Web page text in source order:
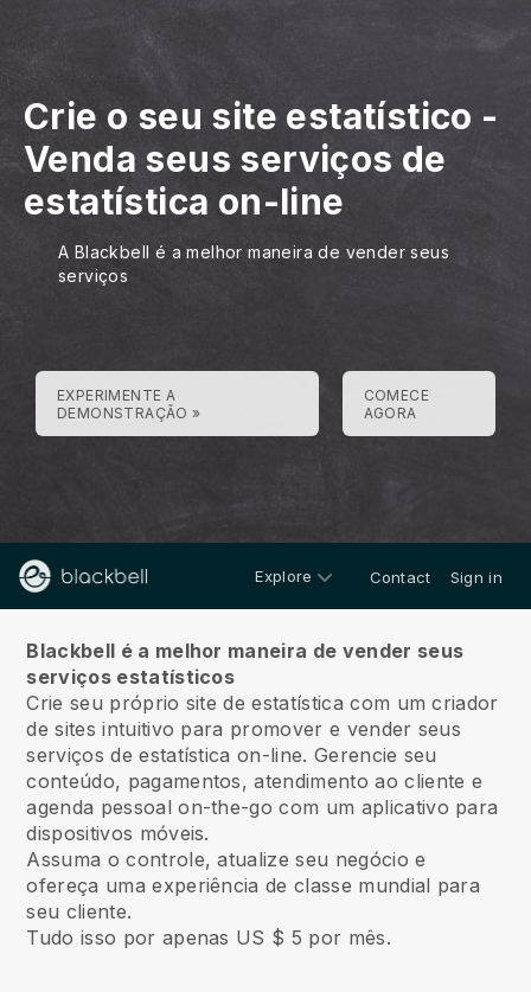
Crie o seu site estatístico -
Venda seus serviços de
estatística on-line
A Blackbell é a melhor maneira de vender seus
serviços
EXPERIMENTE A
DEMONSTRAÇÃO »
COMECE
AGORA
Explore Contact Sign in
Blackbell é a melhor maneira de vender seus
serviços estatísticos
Crie seu próprio site de estatística com um criador
de sites intuitivo para promover e vender seus
serviços de estatística on-line. Gerencie seu
conteúdo, pagamentos, atendimento ao cliente e
agenda pessoal on-the-go com um aplicativo para
dispositivos móveis.
Assuma o controle, atualize seu negócio e
ofereça uma experiência de classe mundial para
seu cliente.
Tudo isso por apenas US $ 5 por mês.